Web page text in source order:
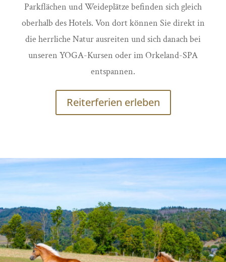
Parkflächen und Weideplätze befinden sich gleich
oberhalb des Hotels. Von dort können Sie direkt in
die herrliche Natur ausreiten und sich danach bei
unseren YOGA-Kursen oder im Orkeland-SPA
entspannen.
Reiterferien erleben